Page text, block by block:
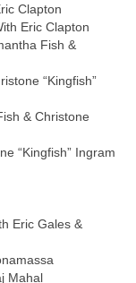
Clapton
Eric Clapton
Fish &
“Kingfish”
& Christone
“Kingfish” Ingram
Eric Gales &
Mahal